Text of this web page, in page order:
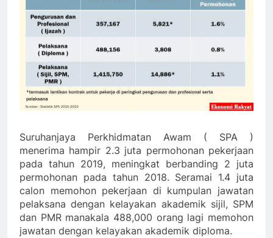
Suruhanjaya Perkhidmatan Awam ( SPA )
menerima hampir 2.3 juta permohonan pekerjaan
pada tahun 2019, meningkat berbanding 2 juta
permohonan pada tahun 2018. Seramai 1.4 juta
calon memohon pekerjaan di kumpulan jawatan
pelaksana dengan kelayakan akademik sijil, SPM
dan PMR manakala 488,000 orang lagi memohon
jawatan dengan kelayakan akademik diploma.